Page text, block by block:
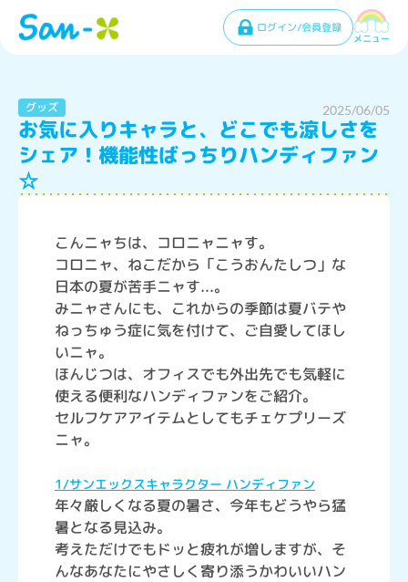
ログイン/会員登録
メニュー
グッズ 2025/06/05
お気に入りキャラと、どこでも涼しさを
シェア！機能性ばっちりハンディファン
☆
こんニャちは、コロニャニャす。
コロニャ、ねこだから「こうおんたしつ」な
日本の夏が苦手ニャす...。
みニャさんにも、これからの季節は夏バテや
ねっちゅう症に気を付けて、ご自愛してほし
いニャ。
ほんじつは、オフィスでも外出先でも気軽に
使える便利なハンディファンをご紹介。
セルフケアアイテムとしてもチェケプリーズ
ニャ。
1/サンエックスキャラクター ハンディファン
年々厳しくなる夏の暑さ、今年もどうやら猛
暑となる見込み。
考えただけでもドッと疲れが増しますが、そ
んなあなたにやさしく寄り添うかわいいハン